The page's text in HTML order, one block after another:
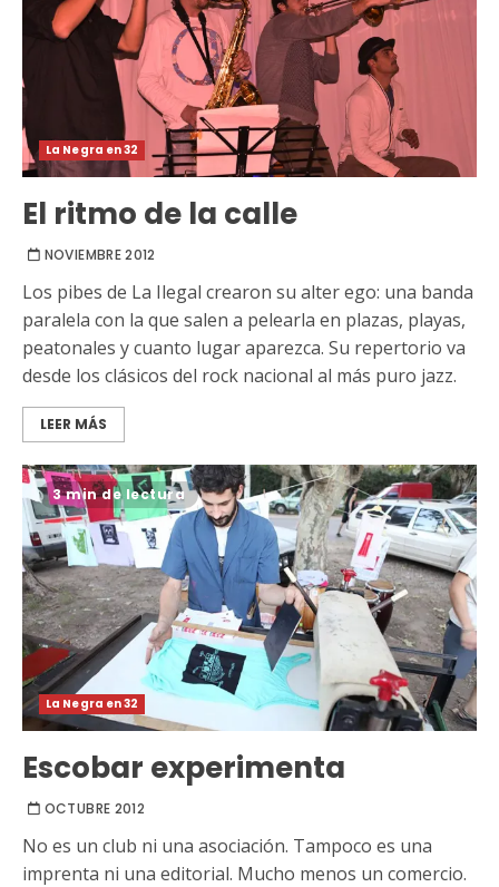
La Negra en 32
El ritmo de la calle
NOVIEMBRE 2012
Los pibes de La Ilegal crearon su alter ego: una banda
paralela con la que salen a pelearla en plazas, playas,
peatonales y cuanto lugar aparezca. Su repertorio va
desde los clásicos del rock nacional al más puro jazz.
LEER MÁS
3 min de lectura
La Negra en 32
Escobar experimenta
OCTUBRE 2012
No es un club ni una asociación. Tampoco es una
imprenta ni una editorial. Mucho menos un comercio.